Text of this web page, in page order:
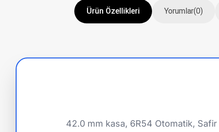
Ürün Özellikleri Yorumlar(0)
42.0 mm kasa, 6R54 Otomatik,